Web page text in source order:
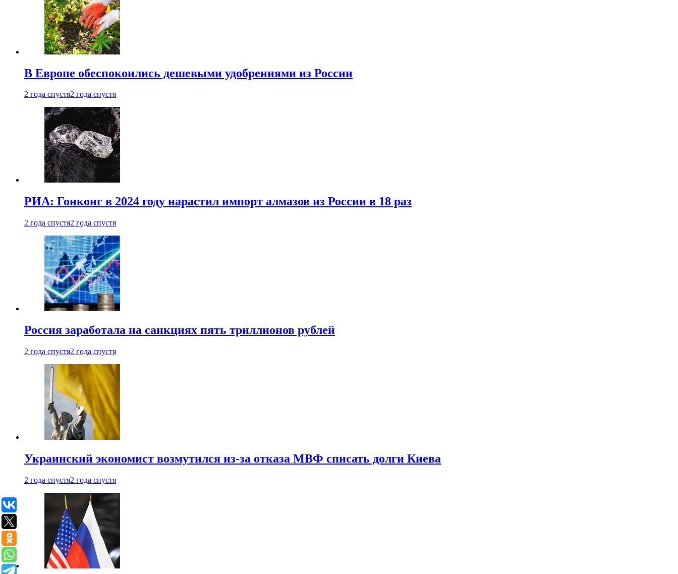
В Европе обеспокоились дешевыми удобрениями из России
2 года спустя2 года спустя
РИА: Гонконг в 2024 году нарастил импорт алмазов из России в 18 раз
2 года спустя2 года спустя
Россия заработала на санкциях пять триллионов рублей
2 года спустя2 года спустя
Украинский экономист возмутился из-за отказа МВФ списать долги Киева
2 года спустя2 года спустя